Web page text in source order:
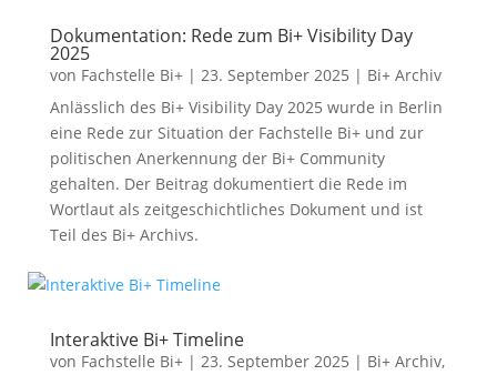
Dokumentation: Rede zum Bi+ Visibility Day
2025
von Fachstelle Bi+| 23. September 2025 | Bi+ Archiv
Anlässlich des Bi+ Visibility Day 2025 wurde in Berlin
eine Rede zur Situation der Fachstelle Bi+ und zur
politischen Anerkennung der Bi+ Community
gehalten. Der Beitrag dokumentiert die Rede im
Wortlaut als zeitgeschichtliches Dokument und ist
Teil des Bi+ Archivs.
Interaktive Bi+ Timeline
von Fachstelle Bi+| 23. September 2025 | Bi+ Archiv,